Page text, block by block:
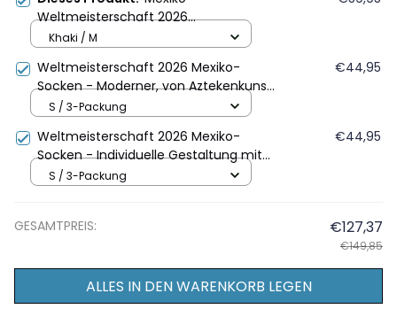
Weltmeisterschaft 2026
Sportbekleidungsset – Jacke und
Khaki / M
Weltmeisterschaft 2026 Mexiko-
Socken - Moderner, von Aztekenkunst
inspirierter personalisierter Stil
€44,95
S / 3-Packung
Weltmeisterschaft 2026 Mexiko-
Socken - Individuelle Gestaltung mit
Adlerwappen und geometrischem
€44,95
S / 3-Packung
GESAMTPREIS: €127,37
€149,85
ALLES IN DEN WARENKORB LEGEN